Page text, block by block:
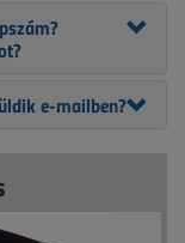
e-mailben?